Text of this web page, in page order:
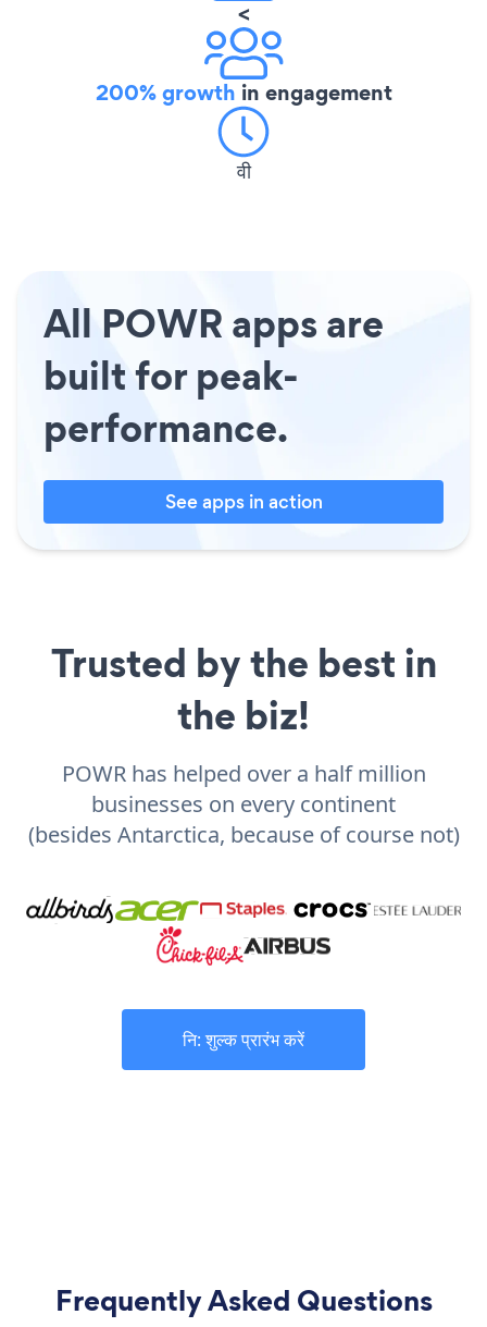
<
200% growth in engagement
वी
All POWR apps are
built for peak-
performance.
See apps in action
Trusted by the best in
the biz!
POWR has helped over a half million
businesses on every continent
(besides Antarctica, because of course not)
नि: शुल्क प्रारंभ करें
Frequently Asked Questions